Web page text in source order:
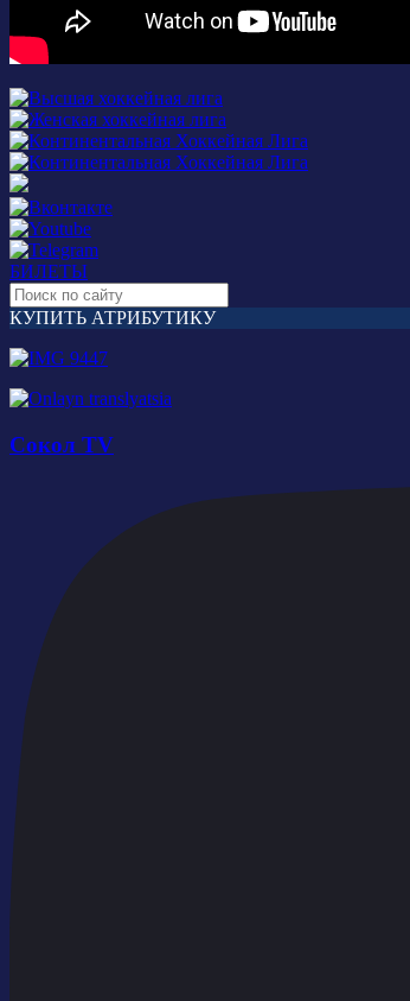
БИЛЕТЫ
КУПИТЬ АТРИБУТИКУ
Сокол TV